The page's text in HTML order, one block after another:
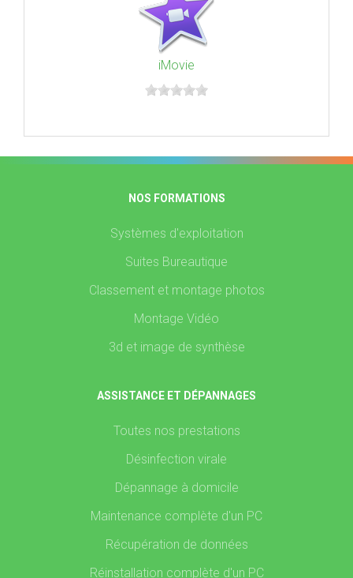
iMovie
NOS FORMATIONS
Systèmes d'exploitation
Suites Bureautique
Classement et montage photos
Montage Vidéo
3d et image de synthèse
ASSISTANCE ET DÉPANNAGES
Toutes nos prestations
Désinfection virale
Dépannage à domicile
Maintenance complète d'un PC
Récupération de données
Réinstallation complète d'un PC